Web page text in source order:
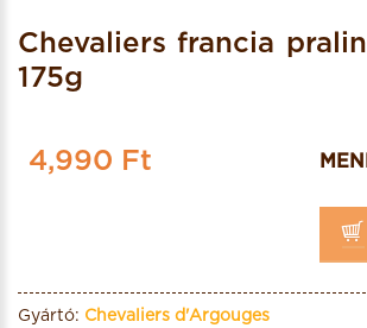
Chevaliers francia
175g
4,990 Ft
Gyártó: Chevaliers d'Argouges